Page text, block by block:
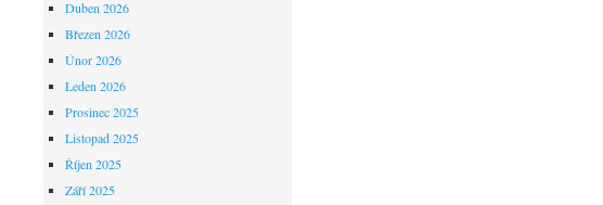
Duben 2026
Březen 2026
Únor 2026
Leden 2026
Prosinec 2025
Listopad 2025
Říjen 2025
Září 2025